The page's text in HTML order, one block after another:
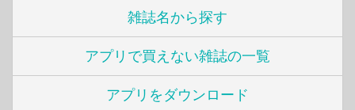
雑誌名から探す
アプリで買えない雑誌の一覧
アプリをダウンロード